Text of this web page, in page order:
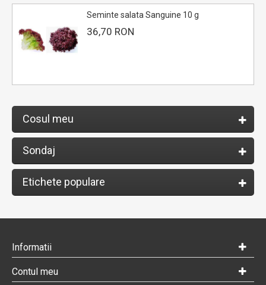
Seminte salata Sanguine 10 g
36,70 RON
Cosul meu
Sondaj
Etichete populare
Informatii
Contul meu